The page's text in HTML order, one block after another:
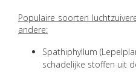
Populaire soorten
andere:
Spathiphyllum
schadelijke stoffen uit